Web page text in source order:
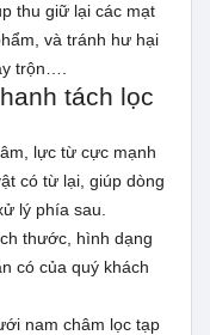
thu giữ lại các mạt
và tránh hư hại
trộn….
tách lọc
lực từ cực mạnh
có từ lại, giúp dòng
lý phía sau.
thước, hình dạng
có của quý khách
nam châm lọc tạp